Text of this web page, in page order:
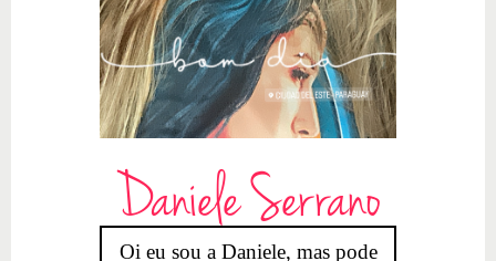
Daniele Serrano
Oi eu sou a Daniele, mas pode